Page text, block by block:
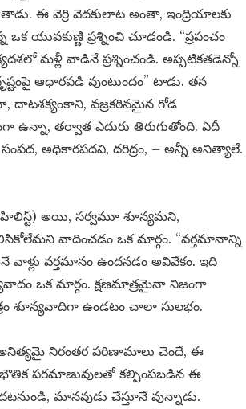
ఈ వెర్రి వెదకులాట అంతా, ఇంద్రియాలకు
యువకుణ్ణి ప్రశ్నించి చూడండి. “ప్రపంచం
మళ్లీ వాడినే ప్రశ్నించండి. అప్పటికతడెన్నో
ఆధారపడి వుంటుందం” టాడు. తన
దాటశక్యంకాని, వజ్రకఠినమైన గోడ
ఉన్నా, తర్వాత ఎదురు తిరుగుతోంది. ఏదీ
అధికారపదవి, దరిద్రం, – అన్నీ అనిత్యాలే.
అయి, సర్వమూ శూన్యమని,
వాదించడం ఒక మార్గం. “వర్తమానాన్ని
వాళ్లు వర్తమానం ఉందనడం అవివేకం. ఇది
ఒక మార్గం. క్షణమాత్రమైనా నిజంగా
శూన్యవాదిగా ఉండటం చాలా సులభం.
నిరంతర పరిణామాలు చెందే, ఈ
భౌతిక పరమాణువులతో కల్పింపబడిన ఈ
మానవుడు చేస్తూనే వున్నాడు.